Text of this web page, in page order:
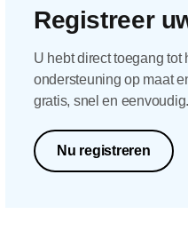
Registreer
U hebt direct toegang tot
ondersteuning op maat
gratis, snel en eenvoudig.
Nu registreren